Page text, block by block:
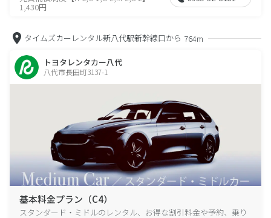
1,430円
タイムズカーレンタル新八代駅新幹線口から 764m
トヨタレンタカー八代
八代市長田町3137-1
基本料金プラン（C4）
スタンダード・ミドルのレンタル、お得な割引料金や予約、乗り